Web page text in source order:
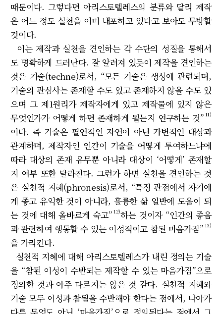
때문이다. 그렇다면 아리스토텔레스의 분류와 달리 제작
은 어느 정도 실천을 이미 내포하고 있다고 보아도 무방할
것이다.
이는 제작과 실천을 견인하는 각 수단의 성질을 통해서
도 명확하게 드러난다. 잘 알려져 있듯이 제작을 견인하는
것은 기술(techne)로서, “모든 기술은 생성에 관련되며,
기술의 관심사는 존재할 수도 있고 존재하지 않을 수도 있
으며 그 제1원리가 제작자에게 있고 제작물에 있지 않은
무엇인가가 어떻게 하면 존재하게 될는지 연구하는 것” 11)
이다. 즉 기술은 필연적인 자연이 아닌 가변적인 대상과
관계하며, 제작자인 인간이 기술을 어떻게 투여하느냐에
따라 대상의 존재 유무뿐 아니라 대상이 ‘어떻게’ 존재할
지 여부 또한 달라진다. 그런가 하면 실천을 견인하는 것
은 실천적 지혜(phronesis)로서, “특정 관점에서 자기에
게 좋고 유익한 것이 아니라, 훌륭한 삶 일반에 도움이 되
는 것에 대해 올바르게 숙고” 12)하는 것이자 “인간의 좋음
과 관련하여 행동할 수 있는 이성적이고 참된 마음가짐” 13)
을 가리킨다.
실천적 지혜에 대해 아리스토텔레스가 내린 정의는 기술
을 “참된 이성이 수반되는 제작할 수 있는 마음가짐”으로
정의한 것과 아주 다르지는 않은 것 같다. 실천적 지혜와
기술 모두 이성과 참됨을 수반해야 한다는 점에서, 나아가